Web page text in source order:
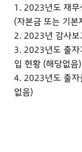
1. 2023년도 재무
(자본금 또는 기본
2. 2023년 감사보
3. 2023년도 출자
입 현황 (해당없음)
4. 2023년도 출자
없음)